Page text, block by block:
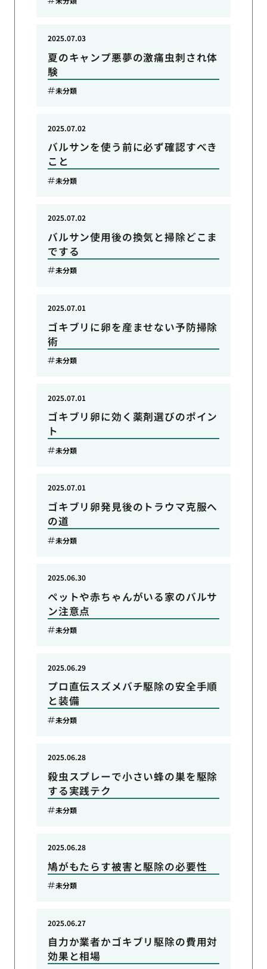
夏のキャンプ悪夢の激痛虫刺され体
験
2025.07.03
未分類
バルサンを使う前に必ず確認すべき
こと
2025.07.02
未分類
バルサン使用後の換気と掃除どこま
でする
2025.07.02
未分類
ゴキブリに卵を産ませない予防掃除
術
2025.07.01
未分類
ゴキブリ卵に効く薬剤選びのポイン
ト
2025.07.01
未分類
ゴキブリ卵発見後のトラウマ克服へ
の道
2025.07.01
未分類
ペットや赤ちゃんがいる家のバルサ
ン注意点
2025.06.30
未分類
プロ直伝スズメバチ駆除の安全手順
と装備
2025.06.29
未分類
殺虫スプレーで小さい蜂の巣を駆除
する実践テク
2025.06.28
未分類
鳩がもたらす被害と駆除の必要性
2025.06.28
未分類
自力か業者かゴキブリ駆除の費用対
効果と相場
2025.06.27